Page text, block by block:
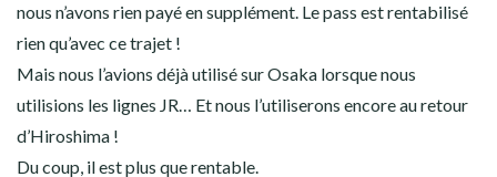
nous n’avons rien payé en supplément. Le pass est rentabilisé
rien qu’avec ce trajet !
Mais nous l’avions déjà utilisé sur Osaka lorsque nous
utilisions les lignes JR… Et nous l’utiliserons encore au retour
d’Hiroshima !
Du coup, il est plus que rentable.